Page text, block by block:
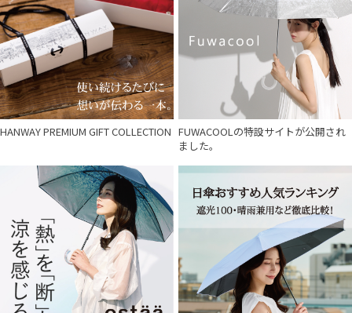
HANWAY PREMIUM GIFT COLLECTION FUWACOOLの特設サイトが公開され
ました。